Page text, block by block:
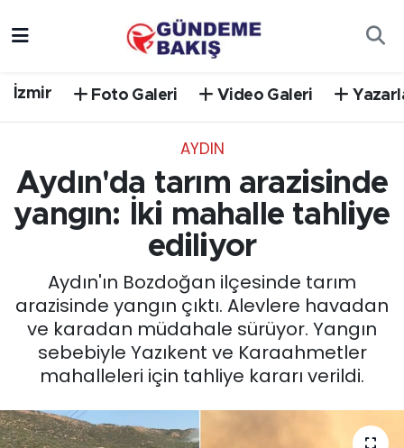
İzmir Foto Galeri Video Galeri
AYDIN
Aydın'da tarım arazisinde
yangın: İki mahalle tahliye
ediliyor
Aydın'ın Bozdoğan ilçesinde tarım
arazisinde yangın çıktı. Alevlere havadan
ve karadan müdahale sürüyor. Yangın
sebebiyle Yazıkent ve Karaahmetler
mahalleleri için tahliye kararı verildi.
EGE
EKONOMİ
English News
KÜLTÜR SANAT
Süper Lig Puan Durumu ve Fikstür
Tüm Manşetler
Son Dakika Haberleri
Haber Arşivi